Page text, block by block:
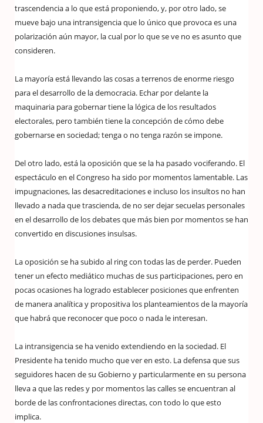
trascendencia a lo que está proponiendo, y, por otro lado, se
mueve bajo una intransigencia que lo único que provoca es una
polarización aún mayor, la cual por lo que se ve no es asunto que
consideren.
La mayoría está llevando las cosas a terrenos de enorme riesgo
para el desarrollo de la democracia. Echar por delante la
maquinaria para gobernar tiene la lógica de los resultados
electorales, pero también tiene la concepción de cómo debe
gobernarse en sociedad; tenga o no tenga razón se impone.
Del otro lado, está la oposición que se la ha pasado vociferando. El
espectáculo en el Congreso ha sido por momentos lamentable. Las
impugnaciones, las desacreditaciones e incluso los insultos no han
llevado a nada que trascienda, de no ser dejar secuelas personales
en el desarrollo de los debates que más bien por momentos se han
convertido en discusiones insulsas.
La oposición se ha subido al ring con todas las de perder. Pueden
tener un efecto mediático muchas de sus participaciones, pero en
pocas ocasiones ha logrado establecer posiciones que enfrenten
de manera analítica y propositiva los planteamientos de la mayoría
que habrá que reconocer que poco o nada le interesan.
La intransigencia se ha venido extendiendo en la sociedad. El
Presidente ha tenido mucho que ver en esto. La defensa que sus
seguidores hacen de su Gobierno y particularmente en su persona
lleva a que las redes y por momentos las calles se encuentran al
borde de las confrontaciones directas, con todo lo que esto
implica.